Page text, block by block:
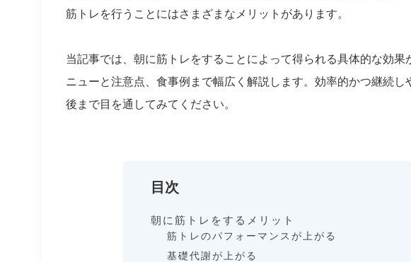
筋トレを行うことにはさまざまなメリットがあります。
当記事では、朝に筋トレをすることによって得られる具体的な効
ニューと注意点、食事例まで幅広く解説します。効率的かつ継続
後まで目を通してみてください。
目次
朝に筋トレをするメリット
筋トレのパフォーマンスが上がる
基礎代謝が上がる